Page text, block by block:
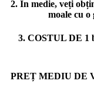
2. În medie, veți
moale cu o
3. COSTUL DE 1
PREȚ MEDIU DE